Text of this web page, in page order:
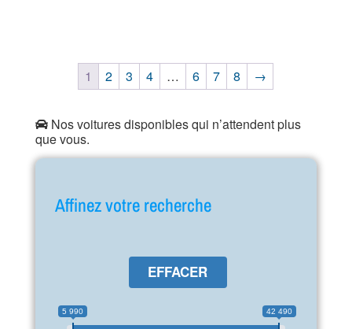
1 2 3 4 … 6 7 8 →
Nos voitures disponibles qui n’attendent plus
que vous.
Affinez votre recherche
EFFACER
5 990 42 490